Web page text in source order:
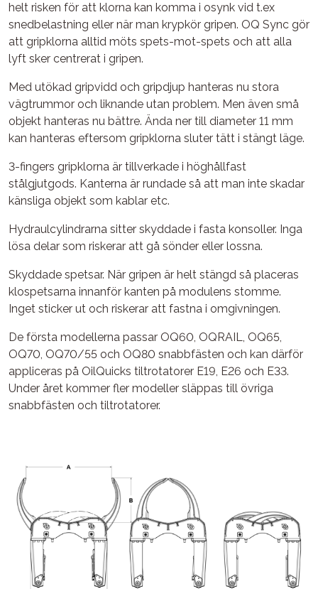
helt risken för att klorna kan komma i osynk vid t.ex
snedbelastning eller när man krypkör gripen. OQ Sync gör
att gripklorna alltid möts spets-mot-spets och att alla
lyft sker centrerat i gripen.
Med utökad gripvidd och gripdjup hanteras nu stora
vägtrummor och liknande utan problem. Men även små
objekt hanteras nu bättre. Ända ner till diameter 11 mm
kan hanteras eftersom gripklorna sluter tätt i stängt läge.
3-fingers gripklorna är tillverkade i höghållfast
stålgjutgods. Kanterna är rundade så att man inte skadar
känsliga objekt som kablar etc.
Hydraulcylindrarna sitter skyddade i fasta konsoller. Inga
lösa delar som riskerar att gå sönder eller lossna.
Skyddade spetsar. När gripen är helt stängd så placeras
klospetsarna innanför kanten på modulens stomme.
Inget sticker ut och riskerar att fastna i omgivningen.
De första modellerna passar OQ60, OQRAIL, OQ65,
OQ70, OQ70/55 och OQ80 snabbfästen och kan därför
appliceras på OilQuicks tiltrotatorer E19, E26 och E33.
Under året kommer fler modeller släppas till övriga
snabbfästen och tiltrotatorer.